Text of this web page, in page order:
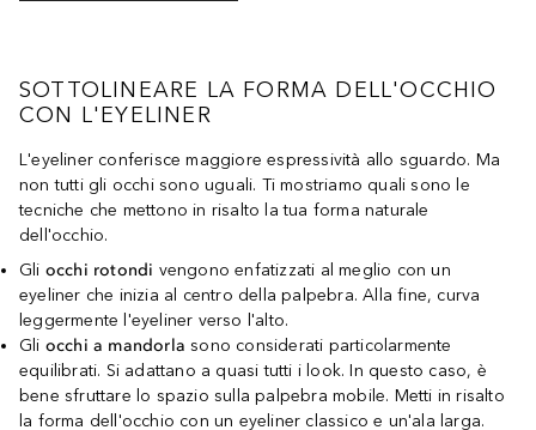
SOTTOLINEARE LA FORMA DELL'OCCHIO
CON L'EYELINER
L'eyeliner conferisce maggiore espressività allo sguardo. Ma
non tutti gli occhi sono uguali. Ti mostriamo quali sono le
tecniche che mettono in risalto la tua forma naturale
dell'occhio.
Gli occhi rotondi vengono enfatizzati al meglio con un
eyeliner che inizia al centro della palpebra. Alla fine, curva
leggermente l'eyeliner verso l'alto.
Gli occhi a mandorla sono considerati particolarmente
equilibrati. Si adattano a quasi tutti i look. In questo caso, è
bene sfruttare lo spazio sulla palpebra mobile. Metti in risalto
la forma dell'occhio con un eyeliner classico e un'ala larga.